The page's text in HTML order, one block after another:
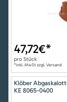
47,72€*
pro Stück
*inkl. MwSt zzgl. Versand
Klöber
KE 8065-0400